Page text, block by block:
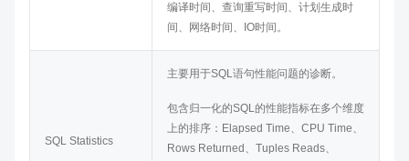
编译时间、查询重写时间、计划生成时
间、网络时间、IO时间。
SQL Statistics
主要用于SQL语句性能问题的诊断。
包含归一化的SQL的性能指标在多个维度
上的排序：Elapsed Time、CPU Time、
Rows Returned、Tuples Reads、